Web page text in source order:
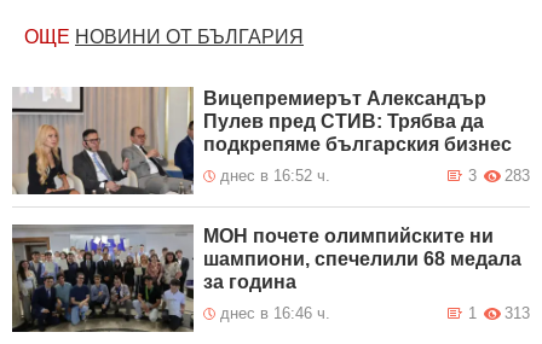
ОЩЕ НОВИНИ ОТ БЪЛГАРИЯ
Вицепремиерът Александър
Пулев пред СТИВ: Трябва да
подкрепяме българския бизнес
днес в 16:52 ч. 283
3
МОН почете олимпийските ни
шампиони, спечелили 68 медала
за година
днес в 16:46 ч. 313
1